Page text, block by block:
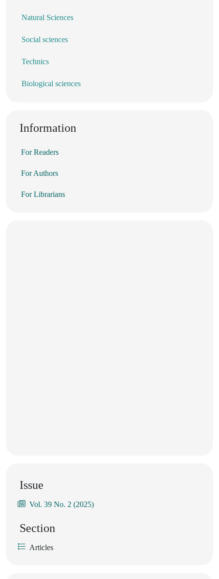
Natural Sciences
Social sciences
Technics
Biological sciences
Information
For Readers
For Authors
For Librarians
Issue
Vol. 39 No. 2 (2025)
Section
Articles